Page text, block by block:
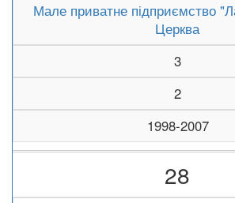
Мале приватне підприємство
Церква
3
2
1998-2007
28